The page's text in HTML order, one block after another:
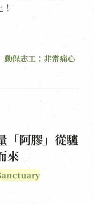
動保志工：非常痛心
阿膠」從驢
來